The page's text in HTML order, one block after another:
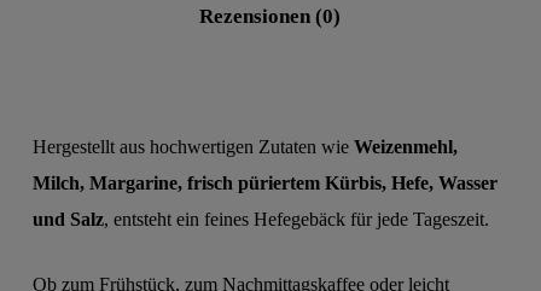
Rezensionen (0)
Hergestellt aus hochwertigen Zutaten wie Weizenmehl,
Milch, Margarine, frisch püriertem Kürbis, Hefe, Wasser
und Salz, entsteht ein feines Hefegebäck für jede Tageszeit.
Ob zum Frühstück, zum Nachmittagskaffee oder leicht